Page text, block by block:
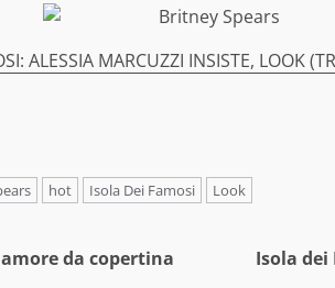
ALESSIA MARCUZZI INSISTE, LOOK
hot Isola Dei Famosi Look
da copertina
Isola dei